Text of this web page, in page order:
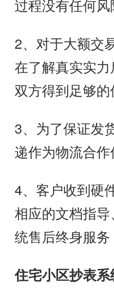
过程没有任何风
2、对于大额交
在了解真实实
双方得到足够的
3、为了保证发
递作为物流合作
4、客户收到硬
相应的文档指
统售后终身服
住宅小区抄表